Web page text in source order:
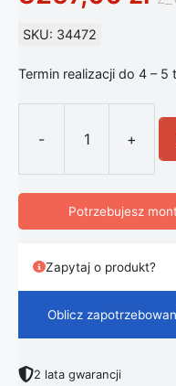
SKU: 34472
Termin realizacji do 4 – 5
- +
Potrzebujesz
Zapytaj o produkt?
Oblicz
2 lata gwarancji